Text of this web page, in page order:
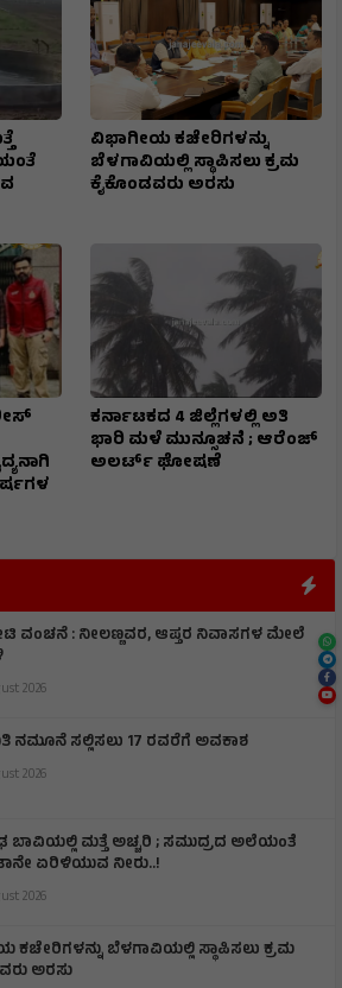
ವಿಭಾಗೀಯ ಕಚೇರಿಗಳನ್ನು
ಬೆಳಗಾವಿಯಲ್ಲಿ ಸ್ಥಾಪಿಸಲು ಕ್ರಮ
ಕೈಕೊಂಡವರು ಅರಸು
ಕರ್ನಾಟಕದ 4 ಜಿಲ್ಲೆಗಳಲ್ಲಿ ಅತಿ
ಭಾರಿ ಮಳೆ ಮುನ್ಸೂಚನೆ ; ಆರೆಂಜ್‌
ಅಲರ್ಟ್‌ ಘೋಷಣೆ
ವಂಚನೆ : ನೀಲಣ್ಣವರ, ಆಪ್ತರ ನಿವಾಸಗಳ ಮೇಲೆ
2026
ನಮೂನೆ ಸಲ್ಲಿಸಲು 17 ರವರೆಗೆ ಅವಕಾಶ
2026
ಬಾವಿಯಲ್ಲಿ ಮತ್ತೆ ಅಚ್ಚರಿ ; ಸಮುದ್ರದ ಅಲೆಯಂತೆ
ತಾನೇ ಏರಿಳಿಯುವ ನೀರು..!
2026
ಕಚೇರಿಗಳನ್ನು ಬೆಳಗಾವಿಯಲ್ಲಿ ಸ್ಥಾಪಿಸಲು ಕ್ರಮ
ಅರಸು